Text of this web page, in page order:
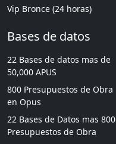
Vip Bronce (24 horas)
Bases de datos
22 Bases de datos mas de
50,000 APUS
800 Presupuestos de Obra
en Opus
22 Bases de Datos mas 800
Presupuestos de Obra